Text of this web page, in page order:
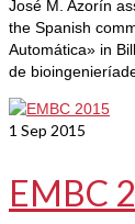
José M. Azorín
the Spanish
Automática» in
de
1 Sep 2015
EMBC